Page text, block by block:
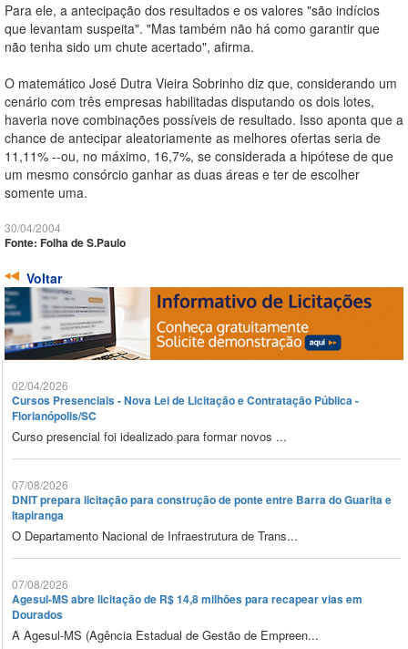
Para ele, a antecipação dos resultados e os valores "são indícios
que levantam suspeita". "Mas também não há como garantir que
não tenha sido um chute acertado", afirma.
O matemático José Dutra Vieira Sobrinho diz que, considerando um
cenário com três empresas habilitadas disputando os dois lotes,
haveria nove combinações possíveis de resultado. Isso aponta que a
chance de antecipar aleatoriamente as melhores ofertas seria de
11,11% --ou, no máximo, 16,7%, se considerada a hipótese de que
um mesmo consórcio ganhar as duas áreas e ter de escolher
somente uma.
30/04/2004
Fonte: Folha de S.Paulo
Voltar
02/04/2026
Cursos Presenciais - Nova Lei de Licitação e Contratação Pública -
Florianópolis/SC
Curso presencial foi idealizado para formar novos ...
07/08/2026
DNIT prepara licitação para construção de ponte entre Barra do Guarita e
Itapiranga
O Departamento Nacional de Infraestrutura de Trans...
07/08/2026
Agesul-MS abre licitação de R$ 14,8 milhões para recapear vias em
Dourados
A Agesul-MS (Agência Estadual de Gestão de Empreen...